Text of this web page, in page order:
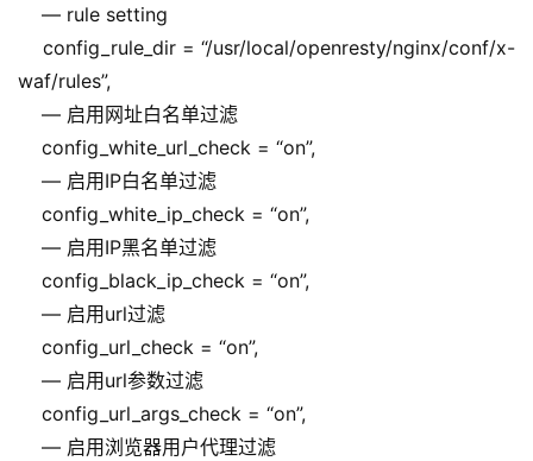
— rule setting
config_rule_dir = “/usr/local/openresty/nginx/conf/x-
waf/rules”,
— 启用网址白名单过滤
config_white_url_check = “on”,
— 启用IP白名单过滤
config_white_ip_check = “on”,
— 启用IP黑名单过滤
config_black_ip_check = “on”,
— 启用url过滤
config_url_check = “on”,
— 启用url参数过滤
config_url_args_check = “on”,
— 启用浏览器用户代理过滤